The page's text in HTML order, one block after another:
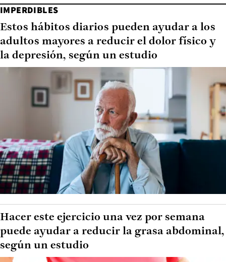
IMPERDIBLES
Estos hábitos diarios pueden ayudar a los
adultos mayores a reducir el dolor físico y
la depresión, según un estudio
Hacer este ejercicio una vez por semana
puede ayudar a reducir la grasa abdominal,
según un estudio